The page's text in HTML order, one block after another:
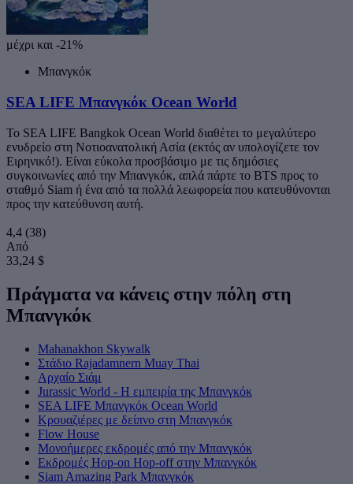
μέχρι και -21%
Μπανγκόκ
SEA LIFE Μπανγκόκ Ocean World
Το SEA LIFE Bangkok Ocean World διαθέτει το μεγαλύτερο
ενυδρείο στη Νοτιοανατολική Ασία (εκτός αν υπολογίζετε τον
Ειρηνικό!). Είναι εύκολα προσβάσιμο με τις δημόσιες
συγκοινωνίες από την Μπανγκόκ, απλά πάρτε το BTS προς το
σταθμό Siam ή ένα από τα πολλά λεωφορεία που κατευθύνονται
προς την κατεύθυνση αυτή.
4,4 (38)
Από
33,24 $
Πράγματα να κάνεις στην πόλη στη
Μπανγκόκ
Mahanakhon Skywalk
Στάδιο Rajadamnern Muay Thai
Αρχαίο Σιάμ
Jurassic World - Η εμπειρία της Μπανγκόκ
SEA LIFE Μπανγκόκ Ocean World
Κρουαζιέρες με δείπνο στη Μπανγκόκ
Flow House
Μονοήμερες εκδρομές από την Μπανγκόκ
Εκδρομές Hop-on Hop-off στην Μπανγκόκ
Siam Amazing Park Μπανγκόκ